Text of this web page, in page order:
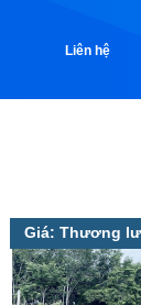
Liên hệ
Giá: Thương